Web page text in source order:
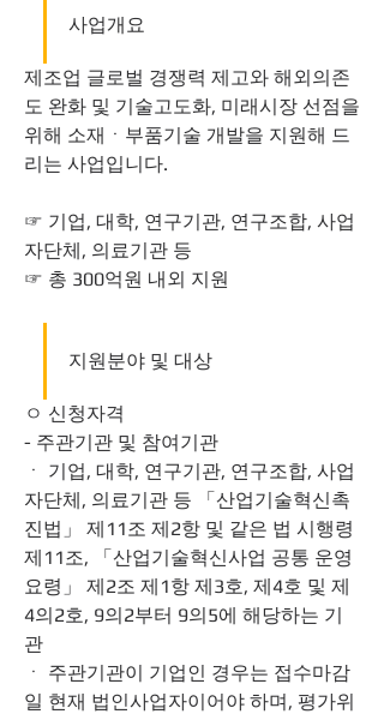
사업개요
제조업 글로벌 경쟁력 제고와 해외의존
도 완화 및 기술고도화, 미래시장 선점을
위해 소재ㆍ부품기술 개발을 지원해 드
리는 사업입니다.
☞ 기업, 대학, 연구기관, 연구조합, 사업
자단체, 의료기관 등
☞ 총 300억원 내외 지원
지원분야 및 대상
ㅇ 신청자격
- 주관기관 및 참여기관
ㆍ 기업, 대학, 연구기관, 연구조합, 사업
자단체, 의료기관 등 「산업기술혁신촉
진법」 제11조 제2항 및 같은 법 시행령
제11조, 「산업기술혁신사업 공통 운영
요령」 제2조 제1항 제3호, 제4호 및 제
4의2호, 9의2부터 9의5에 해당하는 기
관
ㆍ 주관기관이 기업인 경우는 접수마감
일 현재 법인사업자이어야 하며, 평가위